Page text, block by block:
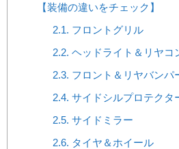
【装備の違いをチェック】
2.1. フロントグリル
2.2. ヘッドライト＆リヤコ
2.3. フロント＆リヤバンパ
2.4. サイドシルプロテクタ
2.5. サイドミラー
2.6. タイヤ＆ホイール